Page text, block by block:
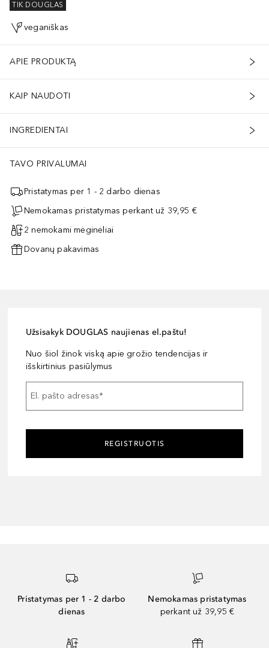
TIK DOUGLAS
veganiškas
APIE PRODUKTĄ
KAIP NAUDOTI
INGREDIENTAI
TAVO PRIVALUMAI
Pristatymas per 1 - 2 darbo dienas
Nemokamas pristatymas perkant už 39,95 €
2 nemokami mėginėliai
Dovanų pakavimas
Užsisakyk DOUGLAS naujienas el.paštu!
Nuo šiol žinok viską apie grožio tendencijas ir
išskirtinius pasiūlymus
El. pašto adresas*
REGISTRUOTIS
Pristatymas per 1 - 2 darbo
dienas
Nemokamas pristatymas
perkant už 39,95 €